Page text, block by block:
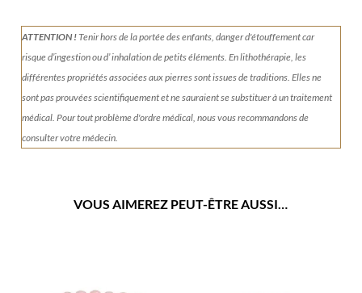
ATTENTION !Tenirhors de la portée des enfants, danger d'étouffement car
risque d’ingestion ou d’ inhalation de petits éléments.En lithothérapie, les
différentes propriétés associées aux pierres sont issues de traditions. Elles ne
sont pas prouvées scientifiquement et ne sauraient se substituer à un traitement
médical. Pour tout problème d'ordre médical, nous vous recommandons de
consulter votre médecin.
VOUS AIMEREZ PEUT-ÊTRE AUSSI…